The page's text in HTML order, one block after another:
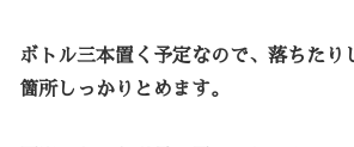
ボトル三本置く予定なので、落ちたり
箇所しっかりとめます。